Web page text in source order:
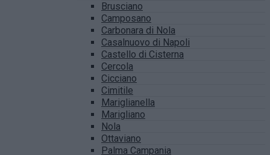
Brusciano
Camposano
Carbonara di Nola
Casalnuovo di Napoli
Castello di Cisterna
Cercola
Cicciano
Cimitile
Mariglianella
Marigliano
Nola
Ottaviano
Palma Campania